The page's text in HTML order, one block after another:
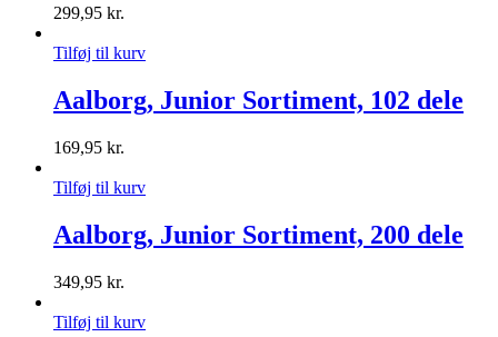
299,95 kr.
Tilføj til kurv
Aalborg, Junior Sortiment, 102 dele
169,95 kr.
Tilføj til kurv
Aalborg, Junior Sortiment, 200 dele
349,95 kr.
Tilføj til kurv